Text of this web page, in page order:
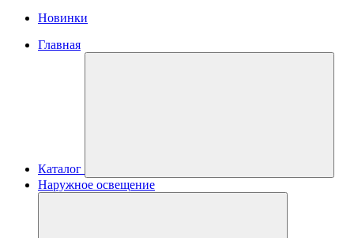
Новинки
Главная
Каталог
Наружное освещение